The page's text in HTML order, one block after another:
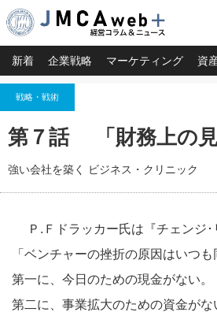
新着 企業戦略 マーケティング 資
戦略・戦術
第７話 「財務上の見
強い会社を築く ビジネス・クリニック
Ｐ.Ｆドラッカー氏は『チェンジ･
「ベンチャーの挫折の原因はいつも
第一に、今日のための現金がない。
第二に、事業拡大のための資金がな